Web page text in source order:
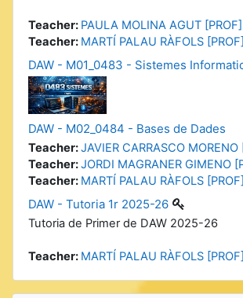
Teacher: PAULA MOLINA AGUT [PROF]
Teacher: MARTÍ PALAU RÀFOLS [PROF]
DAW - M01_0483 - Sistemes
DAW - M02_0484 - Bases de Dades
Teacher:JAVIER CARRASCO MORENO
Teacher:JORDI MAGRANER GIMENO
Teacher: MARTÍ PALAU RÀFOLS [PROF]
DAW - Tutoria 1r 2025-26
Tutoria de Primer de DAW 2025-26
Teacher: MARTÍ PALAU RÀFOLS [PROF]